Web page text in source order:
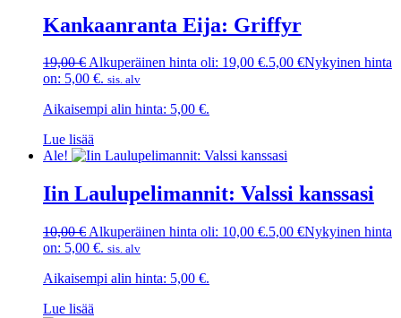
Kankaanranta Eija: Griffyr
19,00€Alkuperäinen hinta oli: 19,00 €.5,00 €Nykyinen hinta
on: 5,00 €. sis. alv
Aikaisempi alin hinta: 5,00 €.
Lue lisää
Ale!
Iin Laulupelimannit: Valssi kanssasi
10,00€ Alkuperäinen hinta oli: 10,00 €.5,00 €Nykyinen hinta
on: 5,00 €. sis. alv
Aikaisempi alin hinta: 5,00 €.
Lue lisää